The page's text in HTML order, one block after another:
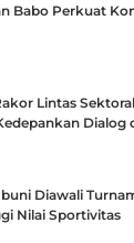
Babo Perkuat
Lintas
Dialog
Diawali
Nilai Sportivitas